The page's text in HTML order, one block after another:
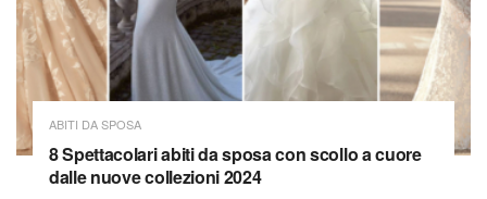
ABITI DA SPOSA
8 Spettacolari abiti da sposa con scollo a cuore
dalle nuove collezioni 2024